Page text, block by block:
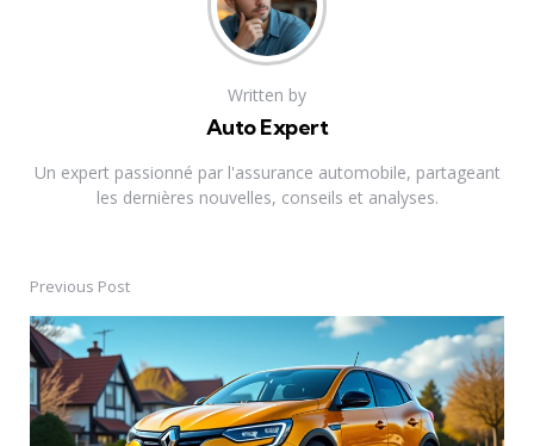
Written by
Auto Expert
Un expert passionné par l'assurance automobile, partageant
les dernières nouvelles, conseils et analyses.
Post
navigation
Previous Post